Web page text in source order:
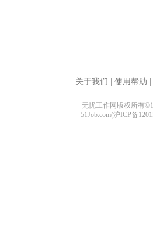
关于我们 使用帮助
无忧工作网版权所有
51Job.com(沪ICP备